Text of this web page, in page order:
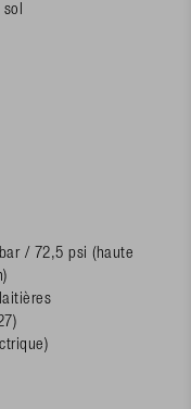
/ 72,5 psi (haute